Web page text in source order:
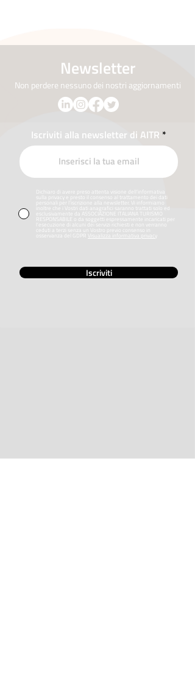
Newsletter
Non perdere nessuno dei nostri aggiornamenti
Iscriviti alla newsletter di AITR
Dichiaro di avere preso attenta visione dell’informativa
sulla privacy e presto il consenso al trattamento dei dati
personali per l’iscrizione alla newsletter. Vi informiamo
inoltre che i Vostri dati anagrafici saranno trattati solo ed
esclusivamente da ASSOCIAZIONE ITALIANA TURISMO
RESPONSABILE o da soggetti espressamente incaricati per
l’esecuzione di alcuni dei servizi richiesti e non verranno
ceduti a terzi senza un Vostro previo consenso in
osservanza del GDPR Visualizza informativa privacy
Iscriviti